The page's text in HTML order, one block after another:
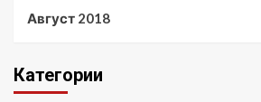
Август 2018
Категории